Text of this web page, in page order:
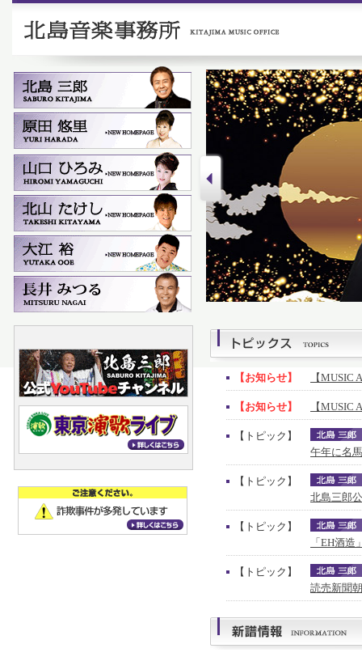
【お知らせ】 【MUSIC
【お知らせ】 【MUSIC
【トピック】
午年に名
【トピック】
北島三郎
【トピック】
「EH酒
【トピック】
読売新聞